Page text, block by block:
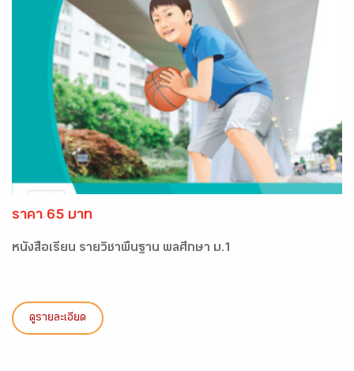
ราคา 65 บาท
หนังสือเรียน รายวิชาพื้นฐาน พลศึกษา ม.1
ดูรายละเอียด